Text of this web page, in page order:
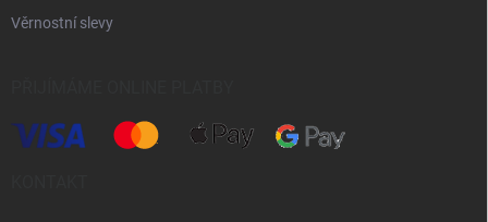
Věrnostní slevy